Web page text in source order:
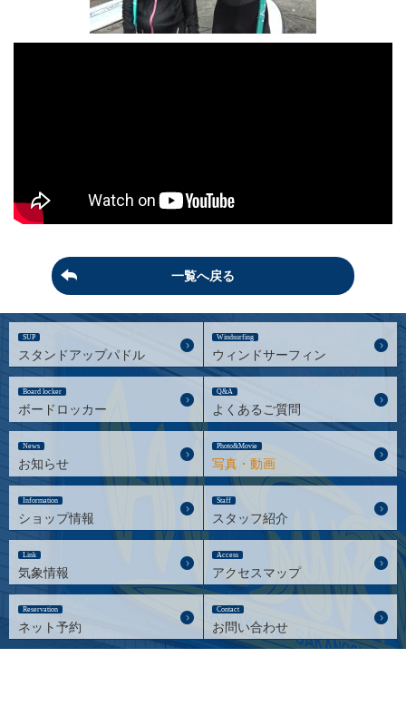
一覧へ戻る
SUP
スタンドアップパドル
Windsurfing
ウィンドサーフィン
Board locker
ボードロッカー
Q&A
よくあるご質問
News
お知らせ
Photo&Movie
写真・動画
Information
ショップ情報
Staff
スタッフ紹介
Link
気象情報
Access
アクセスマップ
Reservation
ネット予約
Contact
お問い合わせ